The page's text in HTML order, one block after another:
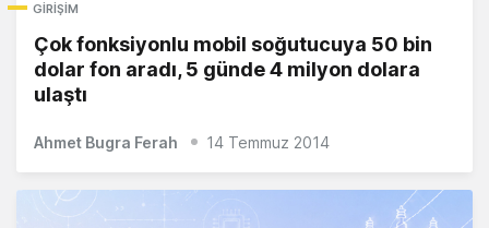
GIRIŞIM
Çok fonksiyonlu mobil soğutucuya 50 bin
dolar fon aradı, 5 günde 4 milyon dolara
ulaştı
Ahmet Bugra Ferah 14 Temmuz 2014